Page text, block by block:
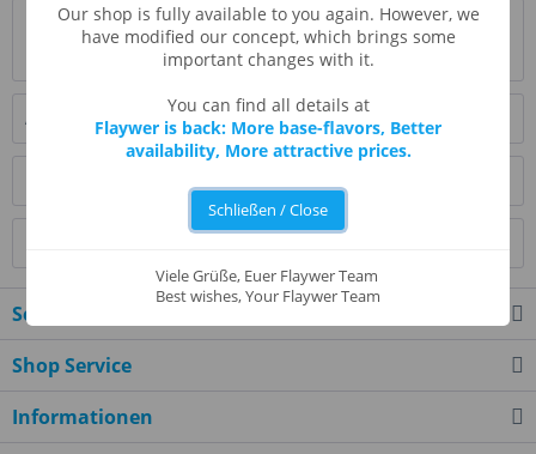
Bewertungen
6
Bewertungen lesen, schreiben und diskutieren...
Ähnliche Artikel
Service Hotline
Shop Service
Informationen
Our shop is fully available to you again. However, we
have modified our concept, which brings some
important changes with it.
You can find all details at
Flaywer is back: More base-flavors, Better
availability, More attractive prices.
Schließen / Close
Viele Grüße, Euer Flaywer Team
Best wishes, Your Flaywer Team